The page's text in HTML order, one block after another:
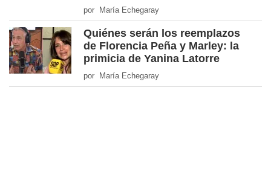
por María Echegaray
Quiénes serán los reemplazos
de Florencia Peña y Marley: la
primicia de Yanina Latorre
por María Echegaray